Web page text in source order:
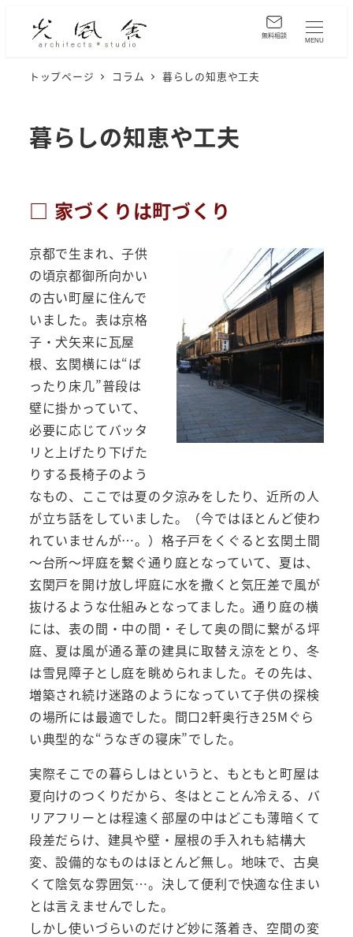
MENU
トップページ コラム 暮らしの知恵や工夫
暮らしの知恵や工夫
□ 家づくりは町づくり
京都で生まれ、子供
の頃京都御所向かい
の古い町屋に住んで
いました。表は京格
子・犬矢来に瓦屋
根、玄関横には“ば
ったり床几”普段は
壁に掛かっていて、
必要に応じてバッタ
リと上げたり下げた
りする長椅子のよう
なもの、ここでは夏の夕涼みをしたり、近所の人
が立ち話をしていました。（今ではほとんど使わ
れていませんが…。）格子戸をくぐると玄関土間
～台所～坪庭を繋ぐ通り庭となっていて、夏は、
玄関戸を開け放し坪庭に水を撒くと気圧差で風が
抜けるような仕組みとなってました。通り庭の横
には、表の間・中の間・そして奥の間に繋がる坪
庭、夏は風が通る葦の建具に取替え涼をとり、冬
は雪見障子とし庭を眺められました。その先は、
増築され続け迷路のようになっていて子供の探検
の場所には最適でした。間口2軒奥行き25Mぐら
い典型的な“うなぎの寝床”でした。
実際そこでの暮らしはというと、もともと町屋は
夏向けのつくりだから、冬はとことん冷える、バ
リアフリーとは程遠く部屋の中はどこも薄暗くて
段差だらけ、建具や壁・屋根の手入れも結構大
変、設備的なものはほとんど無し。地味で、古臭
くて陰気な雰囲気…。決して便利で快適な住まい
とは言えませんでした。
しかし使いづらいのだけど妙に落着き、空間の変
無料相談